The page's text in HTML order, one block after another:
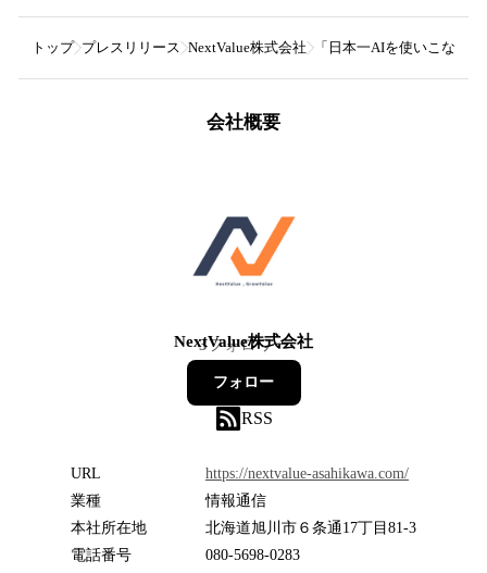
トップ プレスリリース NextValue株式会社 「日本一AIを使いこなす
会社概要
NextValue株式会社
3フォロワー
フォロー
RSS
URL
https://nextvalue-asahikawa.com/
業種
情報通信
本社所在地
北海道旭川市６条通17丁目81-3
電話番号
080-5698-0283